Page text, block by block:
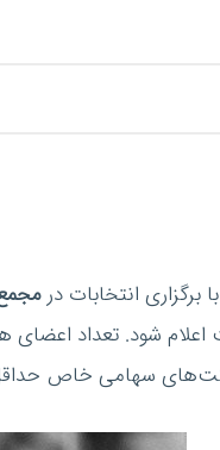
انتخابات در
اعلام شود. تعداد
سهامی خاص